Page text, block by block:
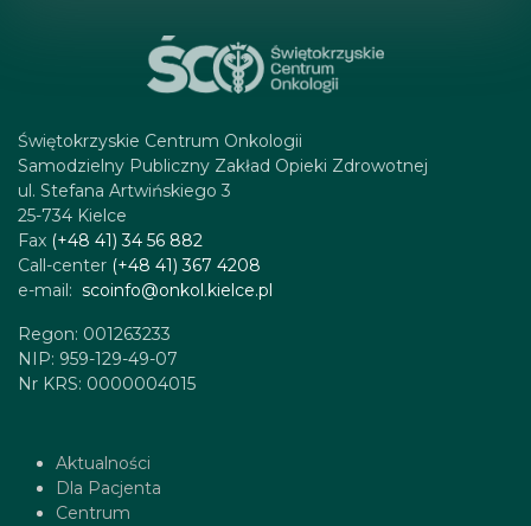
Świętokrzyskie Centrum Onkologii
Samodzielny Publiczny Zakład Opieki Zdrowotnej
ul. Stefana Artwińskiego 3
25-734 Kielce
Fax (+48 41) 34 56 882
Call-center (+48 41) 367 4208
e-mail: scoinfo@onkol.kielce.pl
Regon: 001263233
NIP: 959-129-49-07
Nr KRS: 0000004015
Aktualności
Dla Pacjenta
Centrum